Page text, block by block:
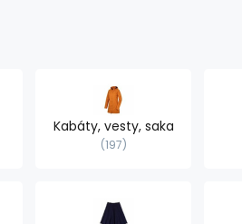
Kabáty, vesty, saka
197